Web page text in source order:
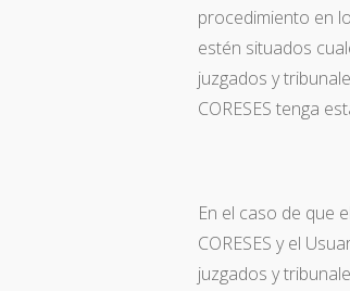
procedimiento en
estén situados
juzgados y
CORESES tenga
En el caso de que
CORESES y el
juzgados y